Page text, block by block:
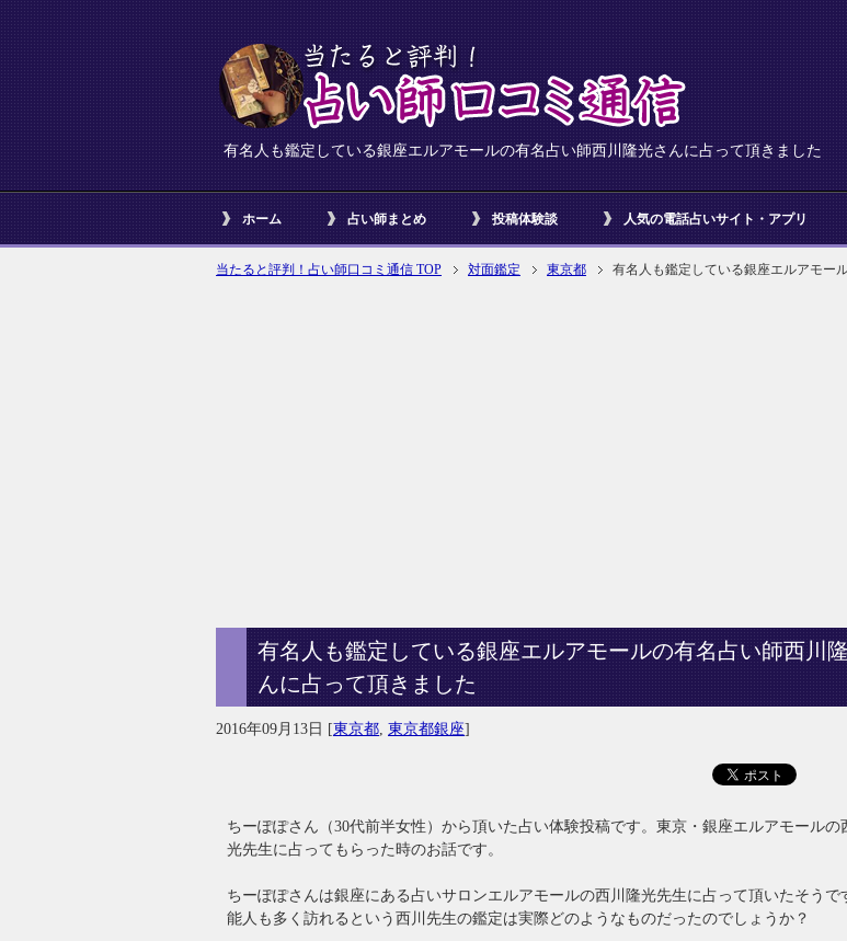
有名人も鑑定している銀座エルアモールの有名占い師西川隆光さんに占って頂きました
ホーム 占い師まとめ 投稿体験談 人気の電話占いサイト・アプリ
当たると評判！占い師口コミ通信 TOP 対面鑑定 東京都 有名人も鑑定している銀座エルアモー
有名人も鑑定している銀座エルアモールの有名占い師西川
んに占って頂きました
2016年09月13日 [東京都 東京都銀座]
ちーぽぽさん（30代前半女性）から頂いた占い体験投稿です。東京・銀座エルアモールの
光先生に占ってもらった時のお話です。
ちーぽぽさんは銀座にある占いサロンエルアモールの西川隆光先生に占って頂いたそうで
能人も多く訪れるという西川先生の鑑定は実際どのようなものだったのでしょうか？